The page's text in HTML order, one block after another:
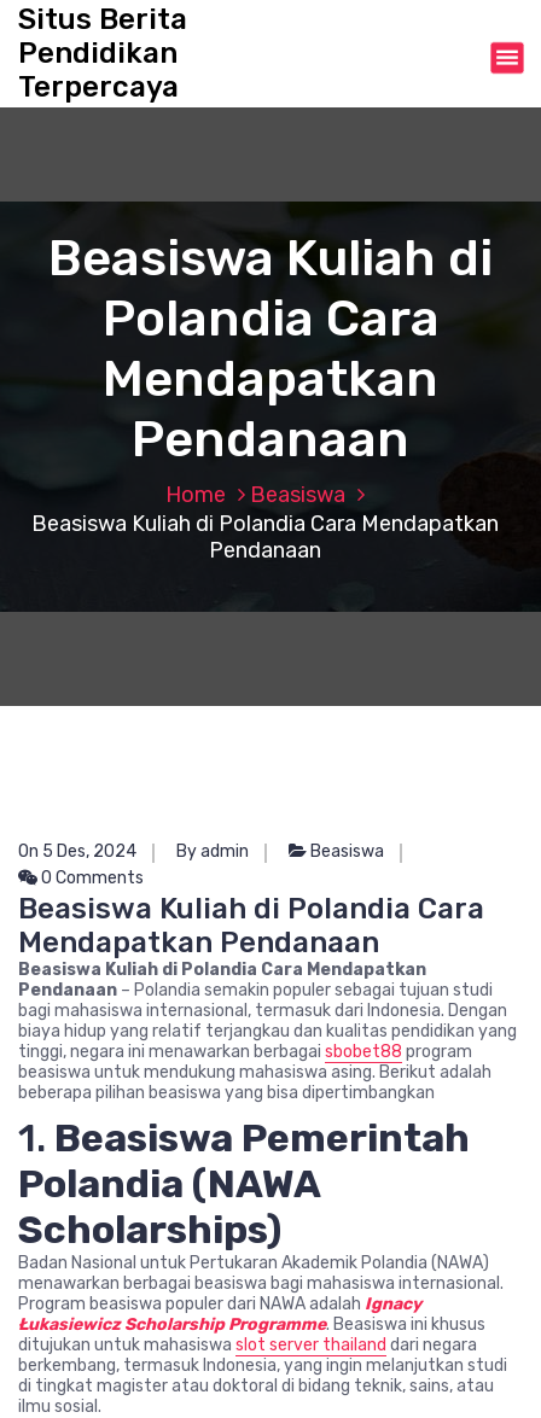
o
Situs Berita
Pendidikan
Terpercaya
Beasiswa Kuliah di
Polandia Cara
Mendapatkan
Pendanaan
Home
Beasiswa
Beasiswa Kuliah di Polandia Cara Mendapatkan
Pendanaan
On 5 Des, 2024 By admin
Beasiswa
0 Comments
Beasiswa Kuliah di Polandia Cara
Mendapatkan Pendanaan
Beasiswa Kuliah di Polandia Cara Mendapatkan
Pendanaan – Polandia semakin populer sebagai tujuan studi
bagi mahasiswa internasional, termasuk dari Indonesia. Dengan
biaya hidup yang relatif terjangkau dan kualitas pendidikan yang
tinggi, negara ini menawarkan berbagai sbobet88 program
beasiswa untuk mendukung mahasiswa asing. Berikut adalah
beberapa pilihan beasiswa yang bisa dipertimbangkan
1. Beasiswa Pemerintah
Polandia (NAWA
Scholarships)
Badan Nasional untuk Pertukaran Akademik Polandia (NAWA)
menawarkan berbagai beasiswa bagi mahasiswa internasional.
Program beasiswa populer dari NAWA adalah Ignacy
Łukasiewicz Scholarship Programme. Beasiswa ini khusus
ditujukan untuk mahasiswa slot server thailand dari negara
berkembang, termasuk Indonesia, yang ingin melanjutkan studi
di tingkat magister atau doktoral di bidang teknik, sains, atau
ilmu sosial.